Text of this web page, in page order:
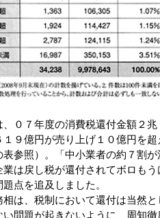
０７年度の消費税還付金額２兆
１９億円が売り上げ１０億円を
表参照）。「中小業者の約７割
業は戻し税が還付されてボロもう
点を追及しました。
は、税制において還付は当然
い問題が起きないように、周知